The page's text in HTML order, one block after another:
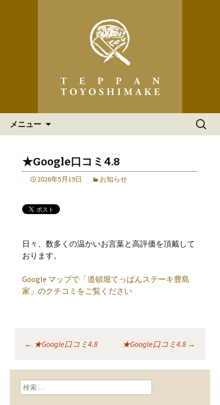
ステーキハウス 道頓堀てっ
ぱん豊島家 からのお知らせ
島家」の最新情報
メニュー
検
★Google口コミ4.8
2026年5月19日 お知らせ
日々、数多くの温かいお言葉と高評価を頂戴して
おります。
Google マップで「道頓堀てっぱんステーキ豊島
家」のクチコミをご覧ください
ン
← ★Google口コミ4.8 ★Google口コミ4.8 →
検索: